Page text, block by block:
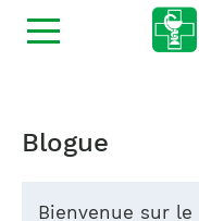
Ouvrir
la
Blogue
Bienvenue sur le